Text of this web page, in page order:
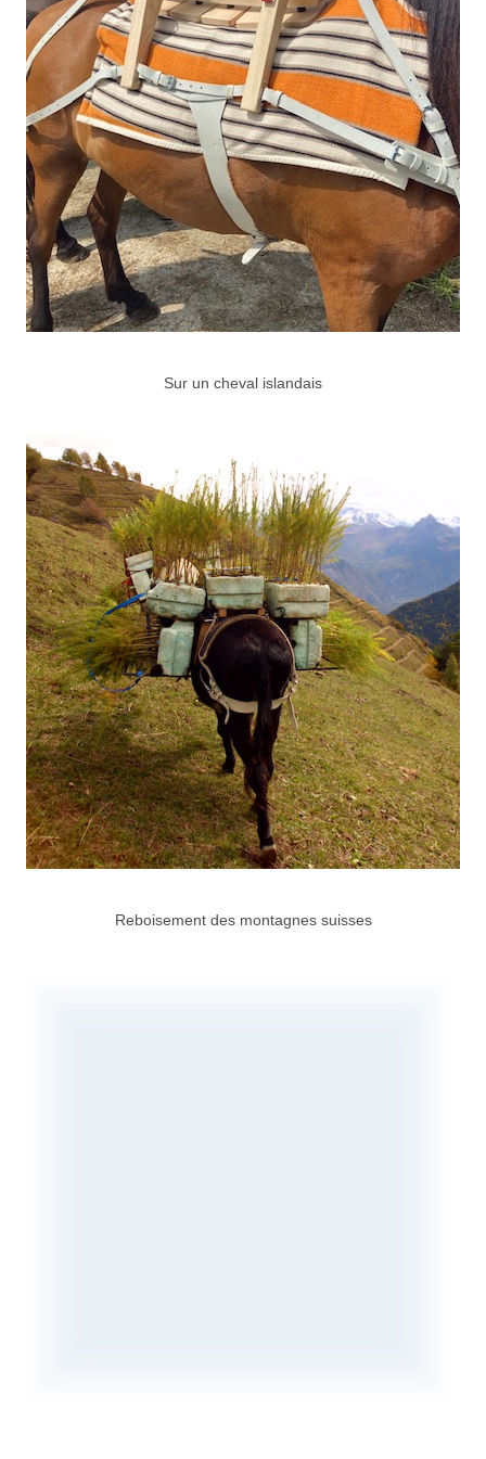
Sur un cheval islandais
Reboisement des montagnes suisses